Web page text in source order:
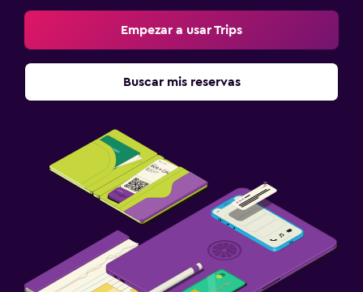
Empezar a usar Trips
Buscar mis reservas